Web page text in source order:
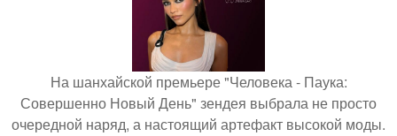
На шанхайской премьере "Человека - Паука:
Совершенно Новый День" зендея выбрала не просто
очередной наряд, а настоящий артефакт высокой моды.